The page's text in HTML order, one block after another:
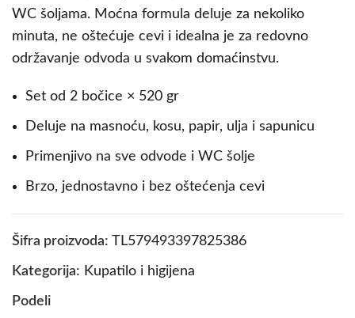
WC šoljama. Moćna formula deluje za nekoliko
minuta, ne oštećuje cevi i idealna je za redovno
održavanje odvoda u svakom domaćinstvu.
Set od 2 bočice × 520 gr
Deluje na masnoću, kosu, papir, ulja i sapunicu
Primenjivo na sve odvode i WC šolje
Brzo, jednostavno i bez oštećenja cevi
Šifra proizvoda: TL579493397825386
Kategorija: Kupatilo i higijena
Podeli